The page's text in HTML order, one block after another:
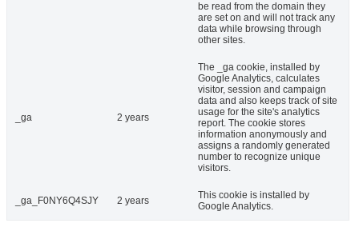
be read from the domain they
are set on and will not track any
data while browsing through
other sites.
_ga 2 years
The _ga cookie, installed by
Google Analytics, calculates
visitor, session and campaign
data and also keeps track of site
usage for the site's analytics
report. The cookie stores
information anonymously and
assigns a randomly generated
number to recognize unique
visitors.
_ga_F0NY6Q4SJY 2 years
This cookie is installed by
Google Analytics.